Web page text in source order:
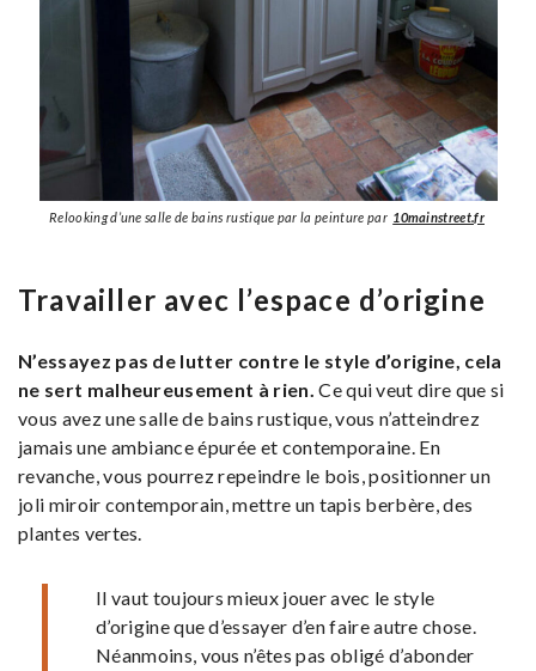
Relooking d’une salle de bains rustique par la peinture par 10mainstreet.fr
Travailler avec l’espace d’origine
N’essayez pas de lutter contre le style d’origine, cela
ne sert malheureusement à rien. Ce qui veut dire que si
vous avez une salle de bains rustique, vous n’atteindrez
jamais une ambiance épurée et contemporaine. En
revanche, vous pourrez repeindre le bois, positionner un
joli miroir contemporain, mettre un tapis berbère, des
plantes vertes.
Il vaut toujours mieux jouer avec le style
d’origine que d’essayer d’en faire autre chose.
Néanmoins, vous n’êtes pas obligé d’abonder